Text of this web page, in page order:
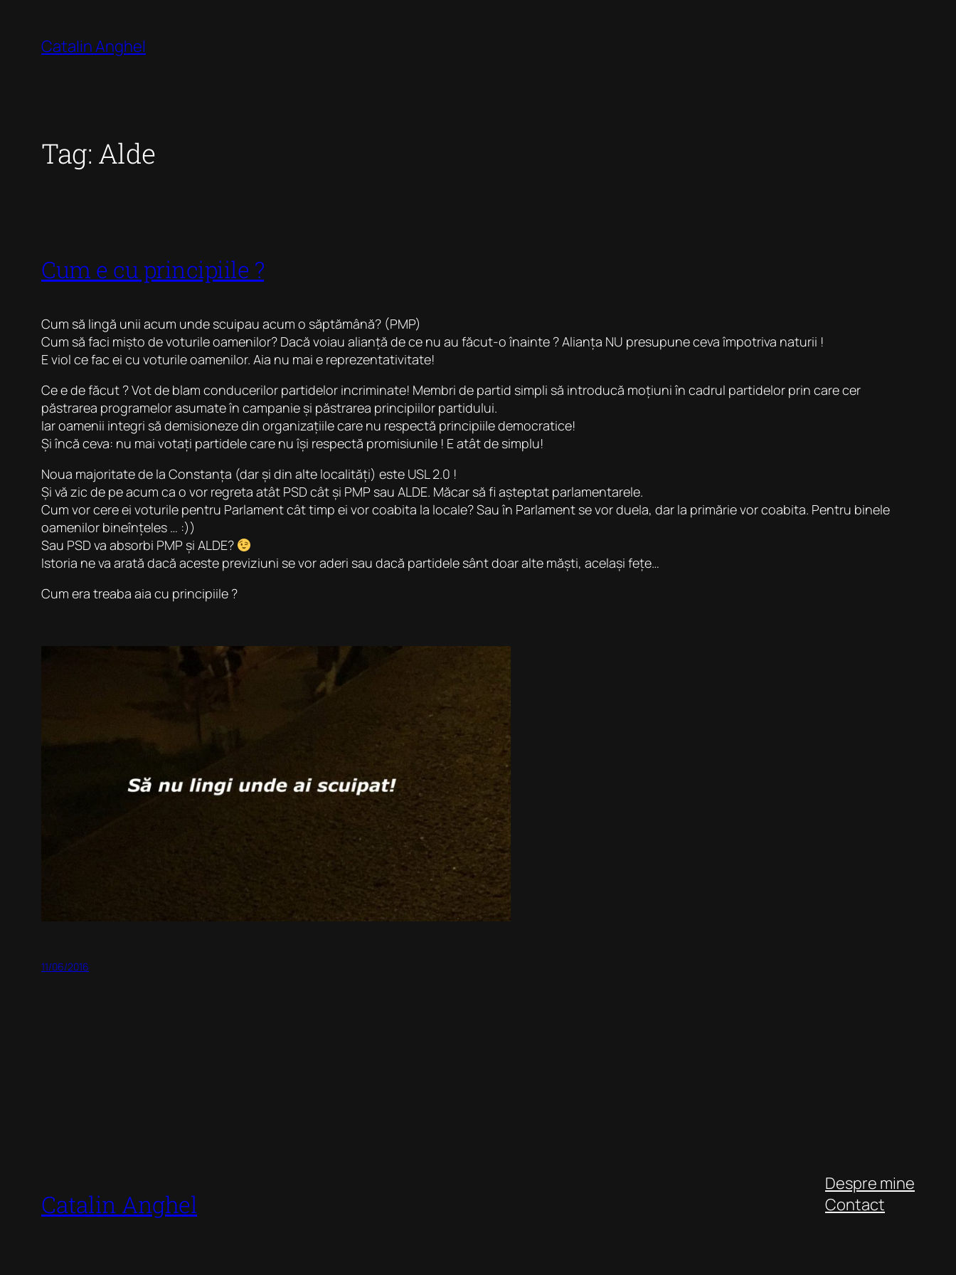
content
Catalin Anghel
Tag: Alde
Cum e cu principiile ?
Cum să lingă unii acum unde scuipau acum o săptămână? (PMP)
Cum să faci mișto de voturile oamenilor? Dacă voiau alianță de ce nu au făcut-o înainte ? Alianța NU presupune ceva împotriva naturii !
E viol ce fac ei cu voturile oamenilor. Aia nu mai e reprezentativitate!
Ce e de făcut ? Vot de blam conducerilor partidelor incriminate! Membri de partid simpli să introducă moțiuni în cadrul partidelor prin care cer
păstrarea programelor asumate în campanie și păstrarea principiilor partidului.
Iar oamenii integri să demisioneze din organizațiile care nu respectă principiile democratice!
Și încă ceva: nu mai votați partidele care nu își respectă promisiunile ! E atât de simplu!
Noua majoritate de la Constanța (dar și din alte localități) este USL 2.0 !
Și vă zic de pe acum ca o vor regreta atât PSD cât și PMP sau ALDE. Măcar să fi așteptat parlamentarele.
Cum vor cere ei voturile pentru Parlament cât timp ei vor coabita la locale? Sau în Parlament se vor duela, dar la primărie vor coabita. Pentru binele
oamenilor bineînțeles … :))
Sau PSD va absorbi PMP și ALDE?
Istoria ne va arată dacă aceste previziuni se vor aderi sau dacă partidele sânt doar alte măști, același fețe…
Cum era treaba aia cu principiile ?
11/06/2016
Catalin Anghel
Despre mine
Contact